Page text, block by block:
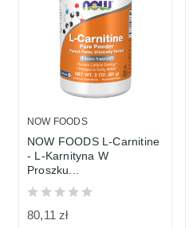
NOW FOODS
NOW FOODS L-Carnitine
- L-Karnityna W
Proszku...
80,11 zł